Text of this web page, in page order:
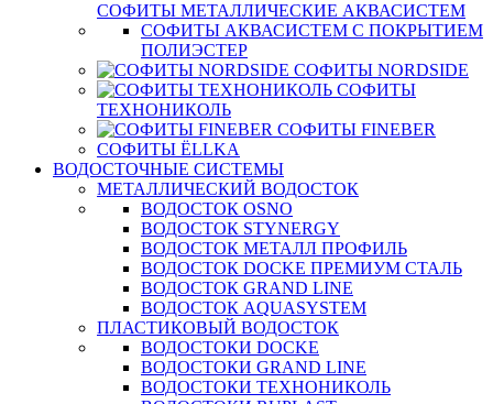
СОФИТЫ МЕТАЛЛИЧЕСКИЕ АКВАСИСТЕМ
СОФИТЫ АКВАСИСТЕМ С ПОКРЫТИЕМ
ПОЛИЭСТЕР
СОФИТЫ NORDSIDE
СОФИТЫ
ТЕХНОНИКОЛЬ
СОФИТЫ FINEBER
СОФИТЫ ЁLLKA
ВОДОСТОЧНЫЕ СИСТЕМЫ
МЕТАЛЛИЧЕСКИЙ ВОДОСТОК
ВОДОСТОК OSNO
ВОДОСТОК STYNERGY
ВОДОСТОК МЕТАЛЛ ПРОФИЛЬ
ВОДОСТОК DOCKE ПРЕМИУМ СТАЛЬ
ВОДОСТОК GRAND LINE
ВОДОСТОК AQUASYSTEM
ПЛАСТИКОВЫЙ ВОДОСТОК
ВОДОСТОКИ DOCKE
ВОДОСТОКИ GRAND LINE
ВОДОСТОКИ ТЕХНОНИКОЛЬ